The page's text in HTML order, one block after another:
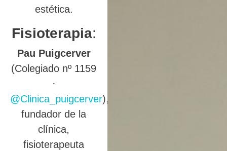
estética.
Fisioterapia:
Pau Puigcerver
(Colegiado nº 1159
·
@Clinica_puigcerver),
fundador de la
clínica,
fisioterapeuta